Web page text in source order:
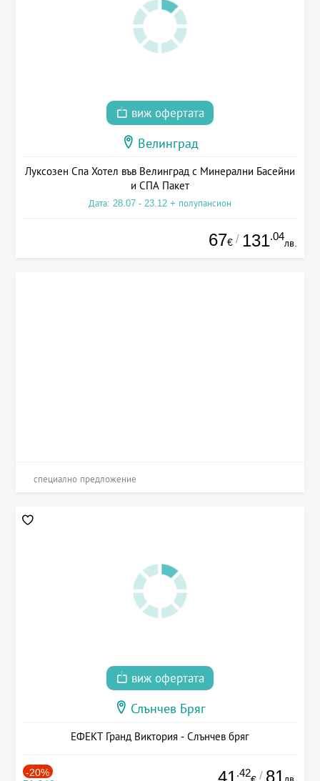
виж офертата
Велинград
Луксозен Спа Хотел във Велинград с Минерални Басейни
и СПА Пакет
Дата: 28.07 - 23.12 + полупансион
67€ / 131.04
лв.
специално предложение
виж офертата
Слънчев Бряг
ЕФЕКТ Гранд Виктория - Слънчев бряг
-20% 41 .42 / 81